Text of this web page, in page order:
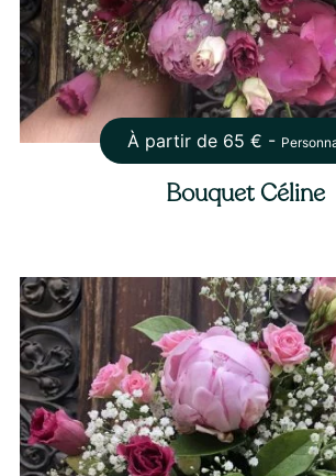
À partir de 65 € -
Bouquet Céline